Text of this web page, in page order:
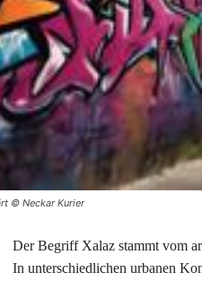
© Neckar Kurier
Der Begriff Xalaz stammt vom
In unterschiedlichen urbanen